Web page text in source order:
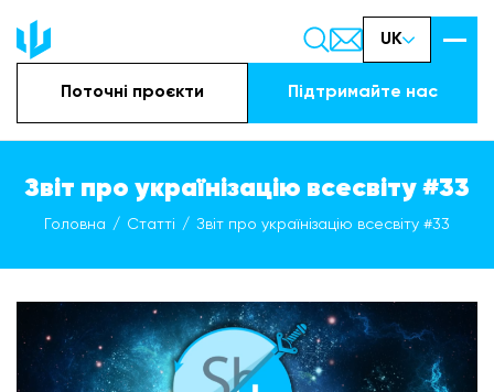
UK
Поточні проєкти Підтримайте наc
Звіт про українізацію всесвіту #33
Головна Статті Звіт про українізацію всесвіту #33